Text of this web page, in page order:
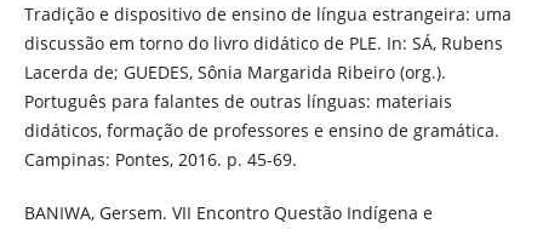
Tradição e dispositivo de ensino de língua estrangeira: uma
discussão em torno do livro didático de PLE. In: SÁ, Rubens
Lacerda de; GUEDES, Sônia Margarida Ribeiro (org.).
Português para falantes de outras línguas: materiais
didáticos, formação de professores e ensino de gramática.
Campinas: Pontes, 2016. p. 45-69.
BANIWA, Gersem. VII Encontro Questão Indígena e